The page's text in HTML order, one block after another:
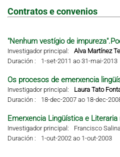
Contratos e convenios
"Nenhum vestígio de
Investigador principal:
Alva Martínez
Duración :
1-set-2011 ao 31-mai-2013
Os procesos de emerxencia
Investigador principal:
Laura Tato
Duración :
18-dec-2007 ao 18-dec-
Emerxencia Lingüística e Literaria
Investigador principal:
Francisco
Duración :
1-out-2002 ao 1-out-2003